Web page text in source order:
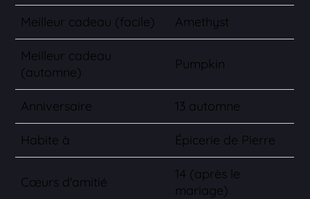
Meilleur cadeau (facile) Amethyst
Meilleur cadeau
(automne)
Pumpkin
Anniversaire 13 automne
Habite à Épicerie de Pierre
Cœurs d'amitié
14 (après le
mariage)